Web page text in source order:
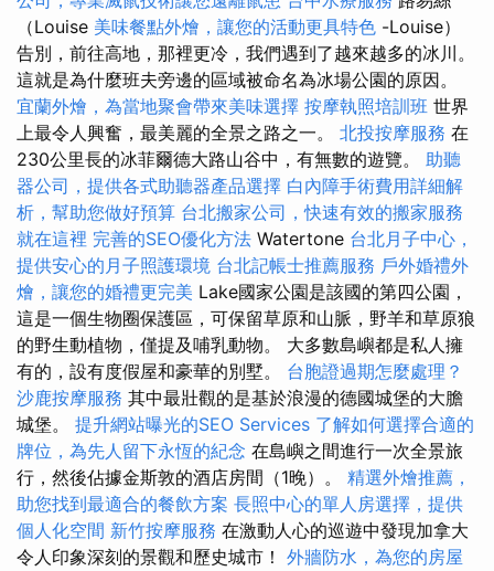
（Louise 美味餐點外燴，讓您的活動更具特色 -Louise）
告別，前往高地，那裡更冷，我們遇到了越來越多的冰川。
這就是為什麼班夫旁邊的區域被命名為冰場公園的原因。
宜蘭外燴，為當地聚會帶來美味選擇 按摩執照培訓班 世界
上最令人興奮，最美麗的全景之路之一。 北投按摩服務 在
230公里長的冰菲爾德大路山谷中，有無數的遊覽。 助聽
器公司，提供各式助聽器產品選擇 白內障手術費用詳細解
析，幫助您做好預算 台北搬家公司，快速有效的搬家服務
就在這裡 完善的SEO優化方法 Watertone 台北月子中心，
提供安心的月子照護環境 台北記帳士推薦服務 戶外婚禮外
燴，讓您的婚禮更完美 Lake國家公園是該國的第四公園，
這是一個生物圈保護區，可保留草原和山脈，野羊和草原狼
的野生動植物，僅提及哺乳動物。 大多數島嶼都是私人擁
有的，設有度假屋和豪華的別墅。 台胞證過期怎麼處理？
沙鹿按摩服務 其中最壯觀的是基於浪漫的德國城堡的大膽
城堡。 提升網站曝光的SEO Services 了解如何選擇合適的
牌位，為先人留下永恆的紀念 在島嶼之間進行一次全景旅
行，然後佔據金斯敦的酒店房間（1晚）。 精選外燴推薦，
助您找到最適合的餐飲方案 長照中心的單人房選擇，提供
個人化空間 新竹按摩服務 在激動人心的巡遊中發現加拿大
令人印象深刻的景觀和歷史城市！ 外牆防水，為您的房屋